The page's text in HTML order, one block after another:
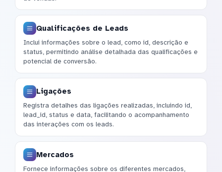
Qualificações de Leads
Inclui informações sobre o lead, como id, descrição e
status, permitindo análise detalhada das qualificações e
potencial de conversão.
Ligações
Registra detalhes das ligações realizadas, incluindo id,
lead_id, status e data, facilitando o acompanhamento
das interações com os leads.
Mercados
Fornece informações sobre os diferentes mercados,